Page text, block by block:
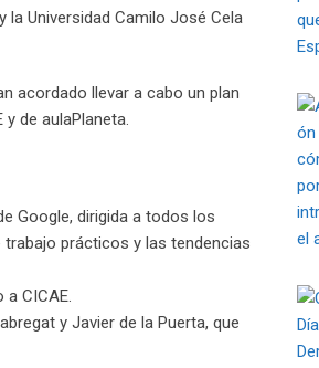
la Universidad Camilo José Cela
acordado llevar a cabo un plan
de aulaPlaneta.
Google, dirigida a todos los
prácticos y las tendencias
CICAE.
y Javier de la Puerta, que